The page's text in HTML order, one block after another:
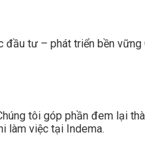
tư – phát triển bền
tôi góp phần đem lại
làm việc tại Indema.